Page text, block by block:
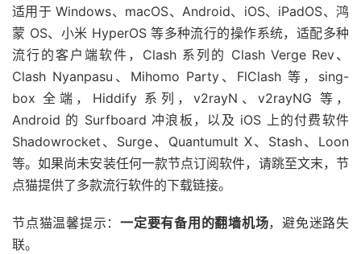
适用于 Windows、macOS、Android、iOS、iPadOS、鸿
蒙 OS、小米 HyperOS 等多种流行的操作系统，适配多种
流行的客户端软件，Clash 系列的 Clash Verge Rev、
Clash Nyanpasu、Mihomo Party、FlClash 等，sing-
box 全端，Hiddify 系列，v2rayN、v2rayNG 等，
Android 的 Surfboard 冲浪板，以及 iOS 上的付费软件
Shadowrocket、Surge、Quantumult X、Stash、Loon
等。如果尚未安装任何一款节点订阅软件，请跳至文末，节
点猫提供了多款流行软件的下载链接。
节点猫温馨提示： 一定要有备用的翻墙机场，避免迷路失
联。